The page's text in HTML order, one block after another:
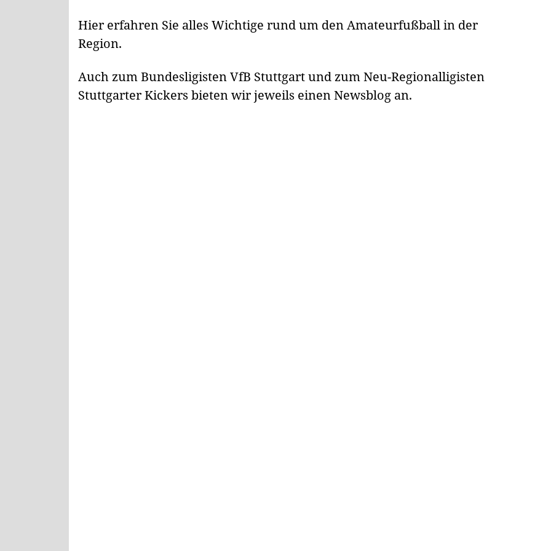
Hier erfahren Sie alles Wichtige rund um den Amateurfußball in der
Region.
Auch zum Bundesligisten VfB Stuttgart und zum Neu-Regionalligisten
Stuttgarter Kickers bieten wir jeweils einen Newsblog an.